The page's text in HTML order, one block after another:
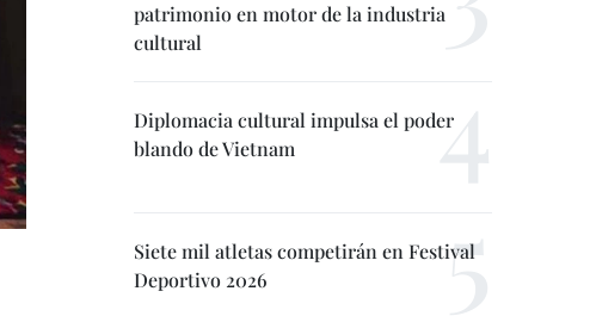
patrimonio en motor de la industria
cultural
Diplomacia cultural impulsa el poder
blando de Vietnam
Siete mil atletas competirán en Festival
Deportivo 2026